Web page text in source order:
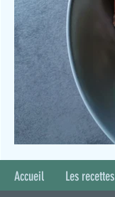
Accueil Les recettes